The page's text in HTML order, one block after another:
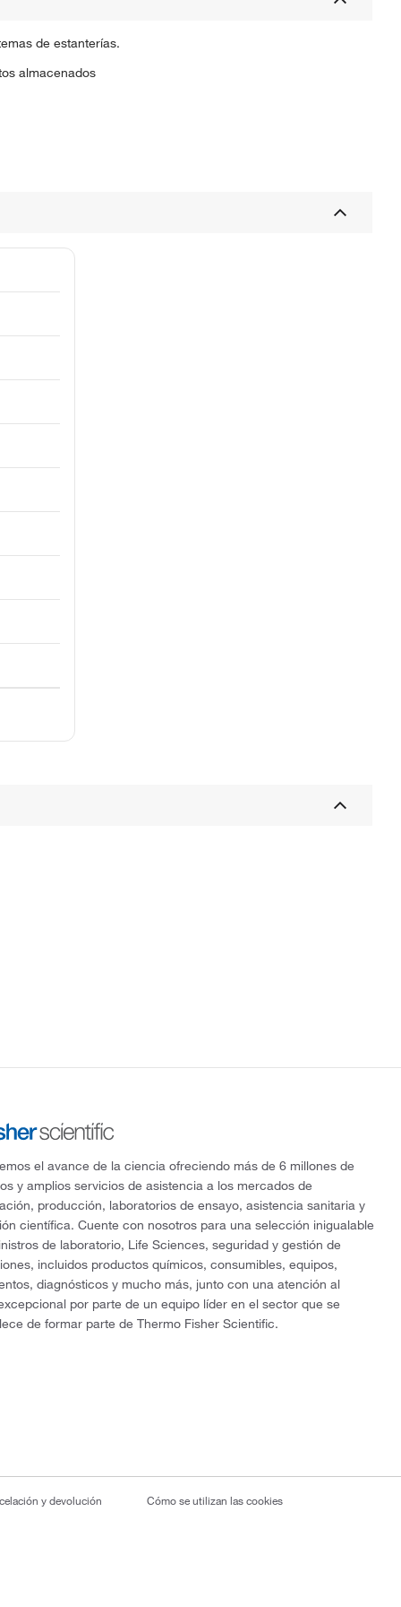
de estanterías.
almacenados
el avance de la ciencia ofreciendo más de 6 millones de
y amplios servicios de asistencia a los mercados de
producción, laboratorios de ensayo, asistencia sanitaria y
científica. Cuente con nosotros para una selección inigualable
de laboratorio, Life Sciences, seguridad y gestión de
incluidos productos químicos, consumibles, equipos,
diagnósticos y mucho más, junto con una atención al
por parte de un equipo líder en el sector que se
de formar parte de Thermo Fisher Scientific.
y devolución Cómo se utilizan las cookies